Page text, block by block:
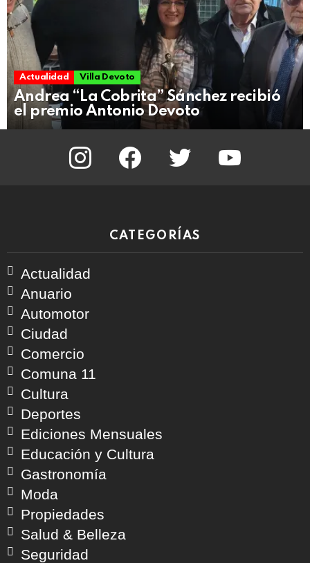
Actualidad Villa Devoto
Andrea “La Cobrita” Sánchez recibió
el premio Antonio Devoto
instagram facebook twitter
CATEGORÍAS
Actualidad
Anuario
Automotor
Ciudad
Comercio
Comuna 11
Cultura
Deportes
Ediciones Mensuales
Educación y Cultura
Gastronomía
Moda
Propiedades
Salud & Belleza
Seguridad